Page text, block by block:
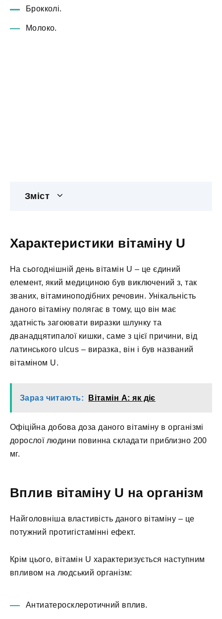
Брокколі.
Молоко.
Зміст
Характеристики вітаміну U
На сьогоднішній день вітамін U – це єдиний
елемент, який медициною був виключений з, так
званих, вітаминоподібних речовин. Унікальність
даного вітаміну полягає в тому, що він має
здатність загоювати виразки шлунку та
дванадцятипалої кишки, саме з цієї причини, від
латинського ulcus – виразка, він і був названий
вітаміном U.
Зараз читають: Вітамін A: як діє
Офіційна добова доза даного вітаміну в організмі
дорослої людини повинна складати приблизно 200
мг.
Вплив вітаміну U на організм
Найголовніша властивість даного вітаміну – це
потужний протигістамінні ефект.
Крім цього, вітамін U характеризується наступним
впливом на людський організм:
Антиатеросклеротичний вплив.